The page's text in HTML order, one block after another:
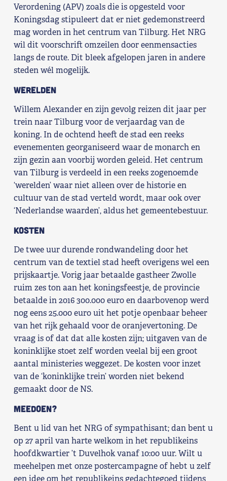
Verordening (APV) zoals die is opgesteld voor
Koningsdag stipuleert dat er niet gedemonstreerd
mag worden in het centrum van Tilburg. Het NRG
wil dit voorschrift omzeilen door eenmensacties
langs de route. Dit bleek afgelopen jaren in andere
steden wél mogelijk.
Werelden
Willem Alexander en zijn gevolg reizen dit jaar per
trein naar Tilburg voor de verjaardag van de
koning. In de ochtend heeft de stad een reeks
evenementen georganiseerd waar de monarch en
zijn gezin aan voorbij worden geleid. Het centrum
van Tilburg is verdeeld in een reeks zogenoemde
‘werelden’ waar niet alleen over de historie en
cultuur van de stad verteld wordt, maar ook over
‘Nederlandse waarden’, aldus het gemeentebestuur.
Kosten
De twee uur durende rondwandeling door het
centrum van de textiel stad heeft overigens wel een
prijskaartje. Vorig jaar betaalde gastheer Zwolle
ruim zes ton aan het koningsfeestje, de provincie
betaalde in 2016 300.000 euro en daarbovenop werd
nog eens 25.000 euro uit het potje openbaar beheer
van het rijk gehaald voor de oranjevertoning. De
vraag is of dat dat alle kosten zijn; uitgaven van de
koninklijke stoet zelf worden veelal bij een groot
aantal ministeries weggezet. De kosten voor inzet
van de ‘koninklijke trein’ worden niet bekend
gemaakt door de NS.
Meedoen?
Bent u lid van het NRG of sympathisant; dan bent u
op 27 april van harte welkom in het republikeins
hoofdkwartier ’t Duvelhok vanaf 10:00 uur. Wilt u
meehelpen met onze postercampagne of hebt u zelf
een idee om het republikeins gedachtegoed tijdens